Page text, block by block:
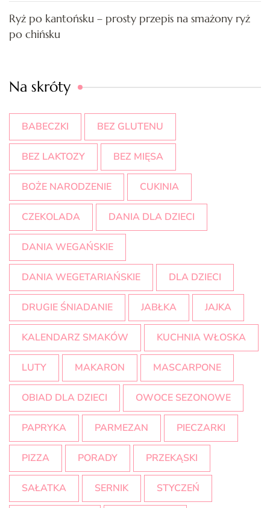
Ryż po kantońsku – prosty przepis na smażony ryż
po chińsku
Na skróty
BABECZKI BEZ GLUTENU
BEZ LAKTOZY BEZ MIĘSA
BOŻE NARODZENIE CUKINIA
CZEKOLADA DANIA DLA DZIECI
DANIA WEGAŃSKIE
DANIA WEGETARIAŃSKIE DLA DZIECI
DRUGIE ŚNIADANIE JABŁKA JAJKA
KALENDARZ SMAKÓW KUCHNIA WŁOSKA
LUTY MAKARON MASCARPONE
OBIAD DLA DZIECI OWOCE SEZONOWE
PAPRYKA PARMEZAN PIECZARKI
PIZZA PORADY PRZEKĄSKI
SAŁATKA SERNIK STYCZEŃ